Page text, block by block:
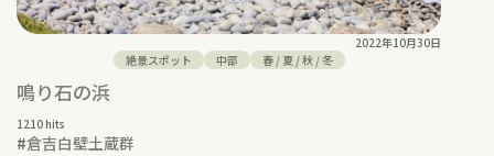
2022年10月30日
絶景スポット
中部 春/ 夏/秋/冬
鳴り石の浜
1210 hits
#倉吉白壁土蔵群